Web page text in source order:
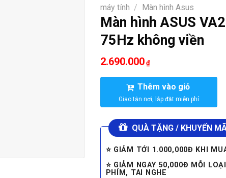
máy tính / Màn hình Asus
Màn hình ASUS
75Hz không viền
2.690.000 ₫
Thêm vào giỏ
QUÀ TẶNG / KHUYẾN
⭐ GIẢM TỚI 1.000,000Đ KHI
⭐ GIẢM NGAY 50,000Đ MỖI
PHÍM, TAI NGHE